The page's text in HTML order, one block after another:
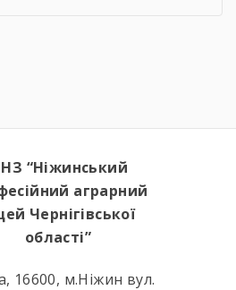
“Ніжинський
аграрний
Чернігівської
області”
16600, м.Ніжин вул.